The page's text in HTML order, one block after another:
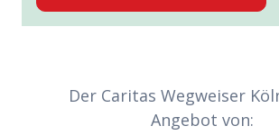
Partner-LinksDer Caritas Wegweiser
Angebot von: